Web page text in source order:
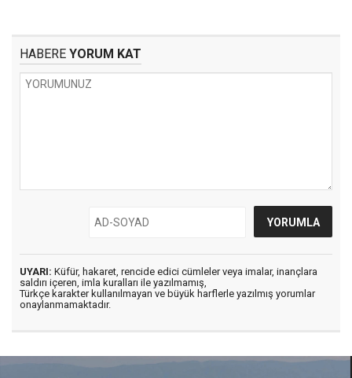
HABERE YORUM KAT
UYARI: Küfür, hakaret, rencide edici cümleler veya imalar, inançlara
saldırı içeren, imla kuralları ile yazılmamış,
Türkçe karakter kullanılmayan ve büyük harflerle yazılmış yorumlar
onaylanmamaktadır.